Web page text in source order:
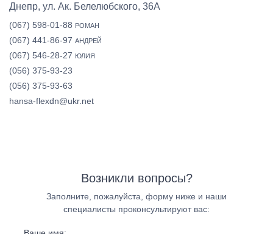
Днепр, ул. Ак. Белелюбского, 36А
(067) 598-01-88 РОМАН
(067) 441-86-97 АНДРЕЙ
(067) 546-28-27 ЮЛИЯ
(056) 375-93-23
(056) 375-93-63
hansa-flexdn@ukr.net
Возникли вопросы?
Заполните, пожалуйста, форму ниже и наши
специалисты проконсультируют вас: